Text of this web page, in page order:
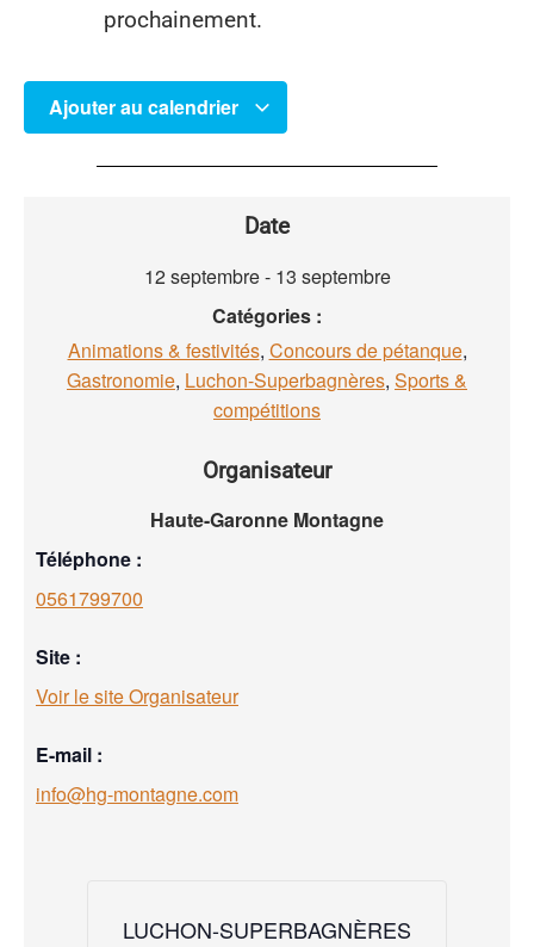
prochainement.
Ajouter au calendrier
Date
12 septembre- 13 septembre
Catégories :
Animations & festivités, Concours de pétanque,
Gastronomie, Luchon-Superbagnères, Sports &
compétitions
Organisateur
Haute-Garonne Montagne
Téléphone :
0561799700
Site :
Voir le site Organisateur
E-mail :
info@hg-montagne.com
LUCHON-SUPERBAGNÈRES